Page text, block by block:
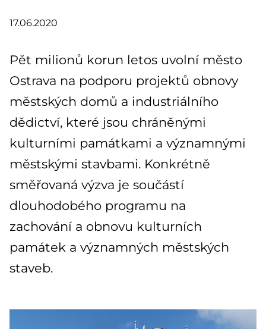
17.06.2020
Pět milionů korun letos uvolní město
Ostrava na podporu projektů obnovy
městských domů a industriálního
dědictví, které jsou chráněnými
kulturními památkami a významnými
městskými stavbami. Konkrétně
směřovaná výzva je součástí
dlouhodobého programu na
zachování a obnovu kulturních
památek a významných městských
staveb.